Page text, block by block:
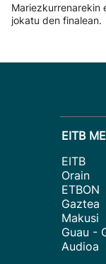
Mariezkurrenarekin
jokatu den finalean.
EITB
EITB
Orain
ETBON
Gaztea
Makusi
Guau -
Audioa